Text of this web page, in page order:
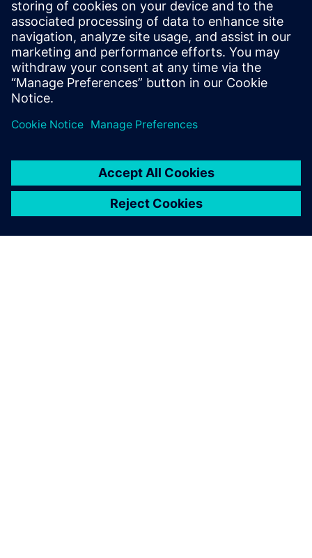
Редактор формул можна використовувати для
обчислення власних KPI та моніторингу та
порівняння їх на постійній основі.